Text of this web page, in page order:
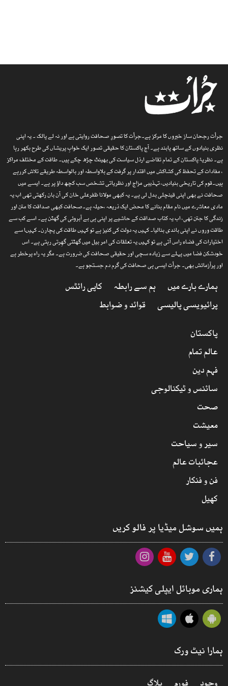
جرأت رجحان ساز خبروں کا مرکز ہے۔جرأت کا تصورِ صحافت روایتی ہے اور نہ لے پالک ۔ یہ اپنی
نظری بنیادوں کے ساتھ پابند ہے۔ آج پاکستان کا حقیقی تصور ایک خوابِ پریشاں کی طرح بکھر رہا
ہے۔ نظریۂ پاکستان کے تمام تقاضے ارذل سیاست کی بھینٹ چڑھ چکے ہیں۔ طاقت کے مختلف مراکز
، مفادات کے تحفظ کی کشاکش میں اقتدار پر گرفت کے بلاواسطہ اور بالواسطہ طریقے تلاش کررہے
ہیں۔قوم کی تاریخی بنیادیں، تہذیبی مزاج اور نظریاتی تشخص سب کچھ داؤ پر ہے۔ ایسے میں
صحافت نے بھی اپنی قینچلی بدل لی ہے۔ یہ کبھی مولانا ظفرعلی خان کی آن بان رکھتی تھی اب یہ
مادی معاشرے میں نام مقام بنانے کا محض ایک ذریعہ ،حیلہ ہے۔صحافت کبھی صداقت کا متن اور
زندگی کا جتن تھی، اب یہ کتاب صداقت کے حاشیے پر اپنی ہی بے آبروئی کی گھٹن ہے۔ اسے کب سے
طاقت وروں نے اپنی باندی بنالیا۔ کہیں یہ دولت کی کنیز ہے تو کہیں طاقت کی پچارن۔ کہیںا سے
اختیارات کی فضاء راس آتی ہے تو کہیں یہ تعلقات کی امر بیل میں گھٹتی گھِرتی رہتی ہے۔ اس
خودشکن فضا میں پہلے سے زیادہ سچی اور حقیقی صحافت کی ضرورت ہے۔ مگر یہ راہ پرخطر ہے
اور پرآزمائش بھی۔ جرأت ایسی ہی صحافت کی گرم دم جستجو ہے۔
ہمارے بارے میں ہم سے رابطہ
کاپی رائٹس
پرائیویسی پالیسی
قوائد و ضوابط
پاکستان
عالم تمام
فہم دین
سائنس و ٹیکنالوجی
صحت
معیشت
سیر و سیاحت
عجائبات عالم
فن و فنکار
کھیل
ہمیں سوشل میڈیا پر فالو کریں
ہماری موبائل ایپلی کیشنز
ہمارا نیٹ ورک